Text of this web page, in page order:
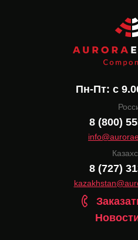
Пн-Пт: с
8 (800)
8 (727)